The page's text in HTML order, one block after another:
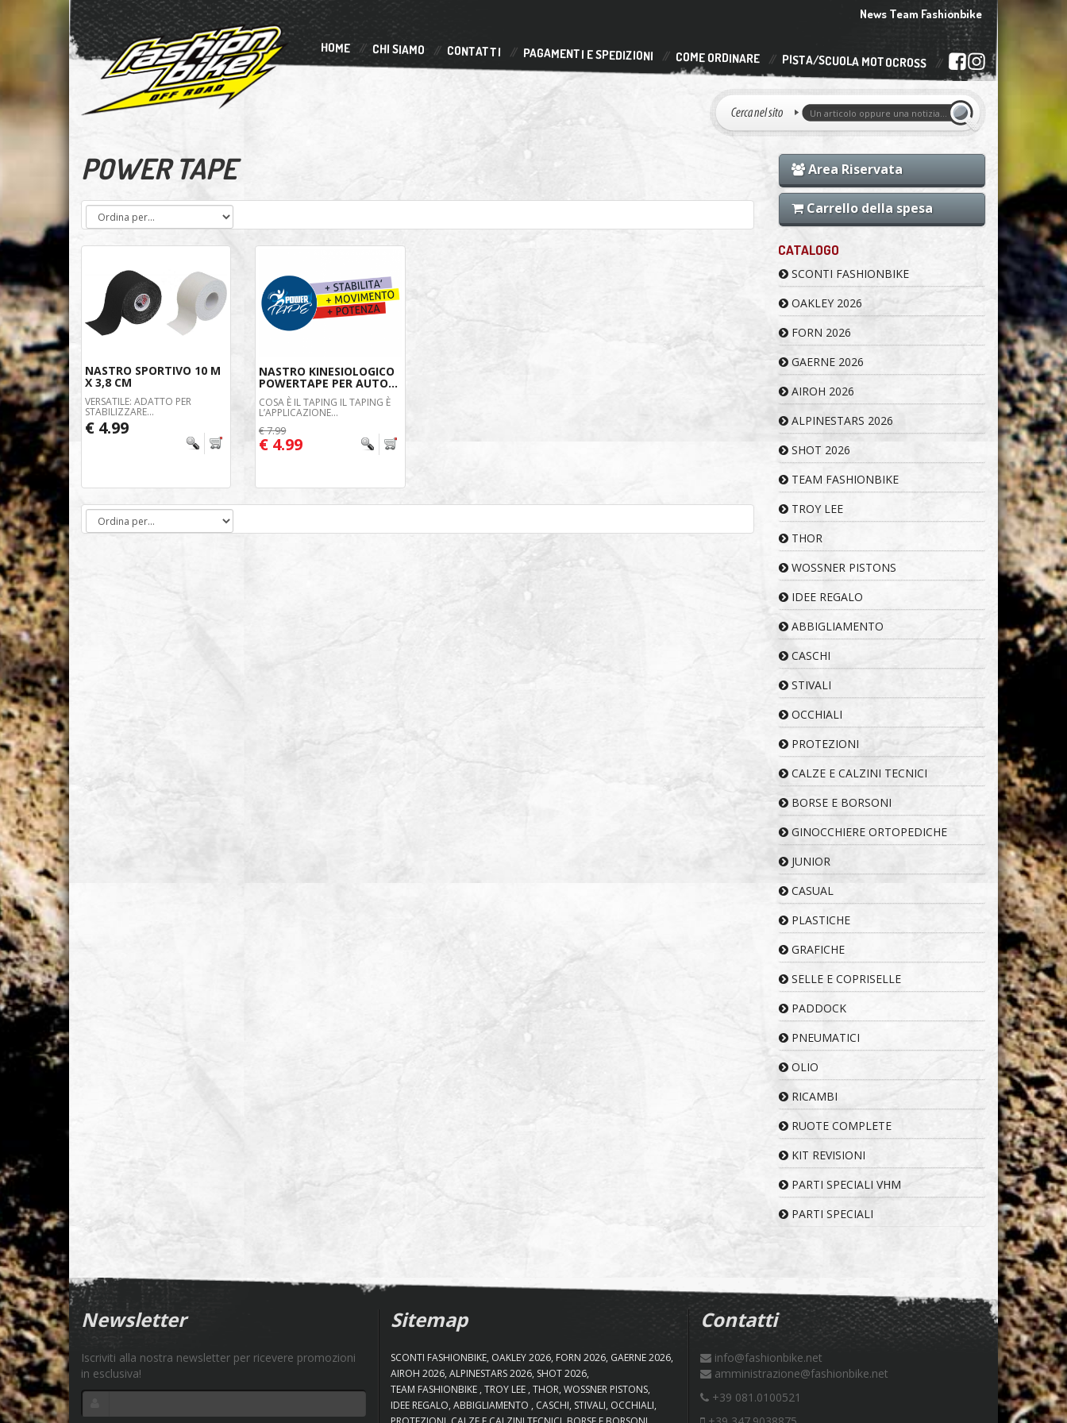
News Team Fashionbike
HOME CHI SIAMO CONTATTI PAGAMENTI E SPEDIZIONI COME ORDINARE PISTA/SCUOLA MOTOCROSS
POWER TAPE
NASTRO SPORTIVO 10 M
X 3,8 CM
VERSATILE: ADATTO PER
STABILIZZARE...
€ 4.99
NASTRO KINESIOLOGICO
POWERTAPE PER AUTO...
COSA È IL TAPING IL TAPING È
L’APPLICAZIONE...
€ 7.99
€ 4.99
Area Riservata
Carrello della spesa
CATALOGO
SCONTI FASHIONBIKE
OAKLEY 2026
FORN 2026
GAERNE 2026
AIROH 2026
ALPINESTARS 2026
SHOT 2026
TEAM FASHIONBIKE
TROY LEE
THOR
WOSSNER PISTONS
IDEE REGALO
ABBIGLIAMENTO
CASCHI
STIVALI
OCCHIALI
PROTEZIONI
CALZE E CALZINI TECNICI
BORSE E BORSONI
GINOCCHIERE ORTOPEDICHE
JUNIOR
CASUAL
PLASTICHE
GRAFICHE
SELLE E COPRISELLE
PADDOCK
PNEUMATICI
OLIO
RICAMBI
RUOTE COMPLETE
KIT REVISIONI
PARTI SPECIALI VHM
PARTI SPECIALI
Newsletter
Iscriviti alla nostra newsletter per ricevere promozioni
in esclusiva!
Sitemap
SCONTI FASHIONBIKE OAKLEY 2026 FORN 2026 GAERNE 2026
AIROH 2026 ALPINESTARS 2026 SHOT 2026
TEAM FASHIONBIKE TROY LEE THOR WOSSNER PISTONS
IDEE REGALO ABBIGLIAMENTO CASCHI STIVALI OCCHIALI
Contatti
info@fashionbike.net
amministrazione@fashionbike.net
+39 081.0100521